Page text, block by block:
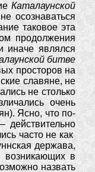
Каталаунской
осознаваться
таковое эта
продолжения
иначе являлся
битве
просторов на
славяне, не
не столько
очень
Ясно, что по-
действительно
часто не как
держава,
возникающих в
назвать